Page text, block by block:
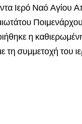
Ιερό Ναό Αγίου
η
συμμετοχή του